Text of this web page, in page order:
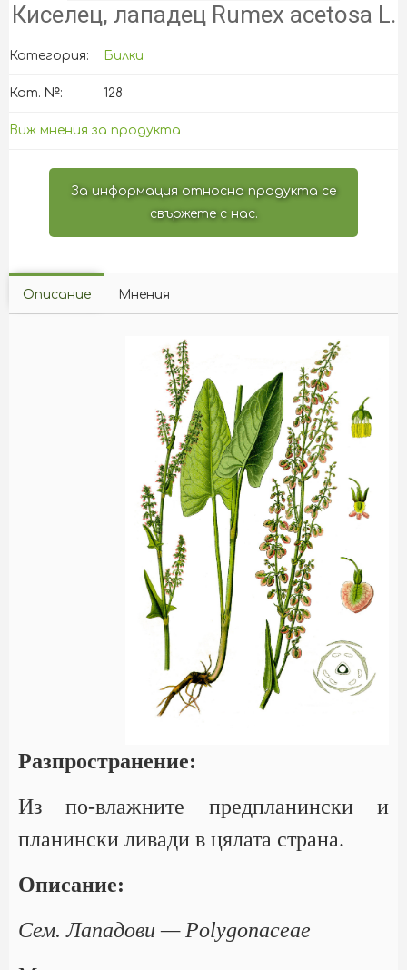
Киселец, лападец Rumex acetosa L.
Категория: Билки
Кат. №: 128
Виж мнения за продукта
За информация относно продукта се
свържете с нас.
Описание Мнения
Разпространение:
Из по-влажните предпланински и
планински ливади в цялата страна.
Описание:
Сем. Лападови — Polygonaceae